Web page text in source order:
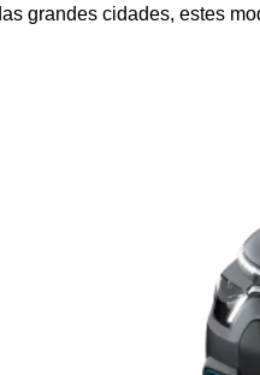
grandes cidades, estes